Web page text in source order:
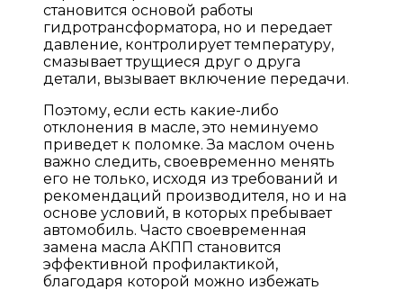
становится основой работы
гидротрансформатора, но и передает
давление, контролирует температуру,
смазывает трущиеся друг о друга
детали, вызывает включение передачи.
Поэтому, если есть какие-либо
отклонения в масле, это неминуемо
приведет к поломке. За маслом очень
важно следить, своевременно менять
его не только, исходя из требований и
рекомендаций производителя, но и на
основе условий, в которых пребывает
автомобиль. Часто своевременная
замена масла АКПП становится
эффективной профилактикой,
благодаря которой можно избежать